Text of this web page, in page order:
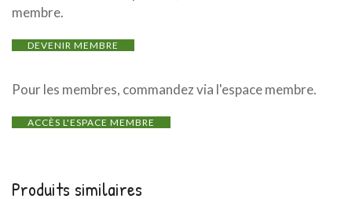
membre.
DEVENIR MEMBRE
Pour les membres, commandez via l'espace membre.
ACCÈS L'ESPACE MEMBRE
Produits similaires